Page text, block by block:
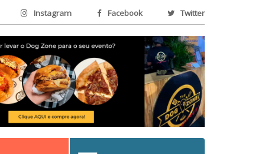
Instagram Facebook Twitter